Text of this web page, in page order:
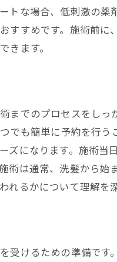
縮毛矯正で変わる
髪質改善が叶える
銀座サロンで得る
銀座のサロンが提
最新技術がもたら
縮毛矯正の効果を
髪質改善で感じる
革新技術で叶える
サロン選びで失敗
トな場合、低刺激の
すすめです。施術前
きます。
までのプロセスをし
でも簡単に予約を行
ズになります。施術
術は通常、洗髪から
るかについて理解を
受けるための準備です